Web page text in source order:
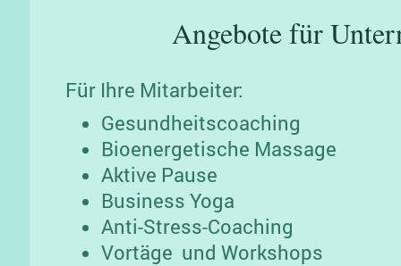
Angebote für
Für Ihre Mitarbeiter:
Gesundheitscoaching
Bioenergetische Massage
Aktive Pause
Business Yoga
Anti-Stress-Coaching
Vortäge und Workshops